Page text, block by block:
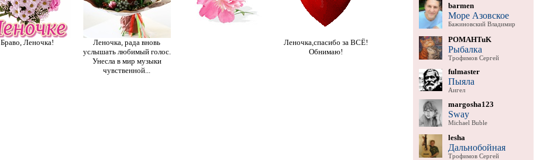
Браво, Леночка!
Леночка, рада вновь
услышать любимый голос.
Унесла в мир музыки
чувственной...
Леночка,спасибо за ВСЁ!
Обнимаю!
barmen
Море Азовское
Бажиновский Владимир
POMAHTuK
Рыбалка
Трофимов Сергей
fulmaster
Пыяла
Аигел
margosha123
Sway
Michael Buble
lesha
Дальнобойная
Трофимов Сергей